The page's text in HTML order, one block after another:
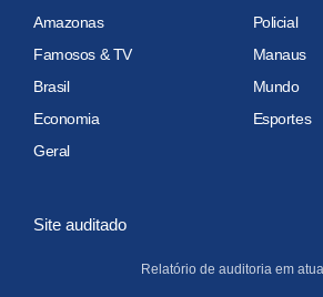
Amazonas
Policial
Famosos & TV
Manaus
Brasil
Mundo
Economia
Esportes
Geral
Site auditado
Relatório de auditoria em